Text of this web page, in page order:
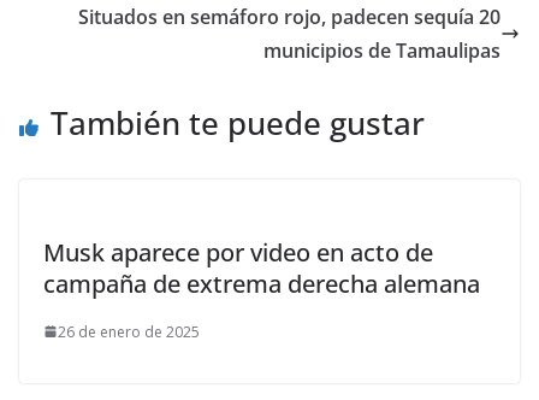
Situados en semáforo rojo, padecen sequía 20
municipios de Tamaulipas
También te puede gustar
Musk aparece por video en acto de
campaña de extrema derecha alemana
26 de enero de 2025